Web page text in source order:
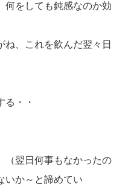
何をしても鈍感なのか効
ね、これを飲んだ翌々日
る・・
（翌日何事もなかったの
いか～と諦めてい